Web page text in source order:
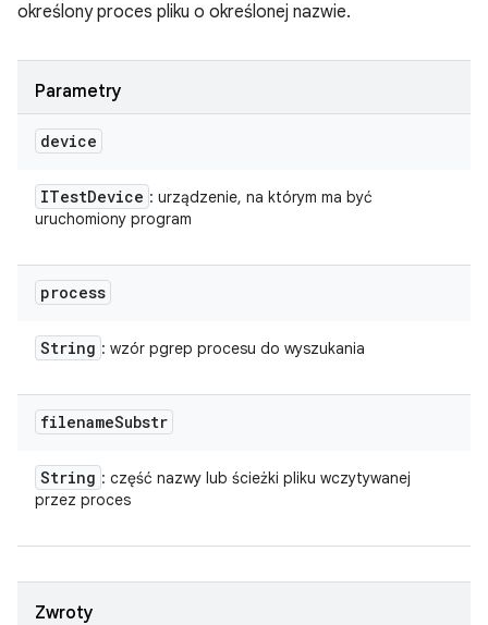
określony proces pliku o określonej nazwie.
Parametry
device
ITestDevice : urządzenie, na którym ma być
uruchomiony program
process
String : wzór pgrep procesu do wyszukania
filenameSubstr
String : część nazwy lub ścieżki pliku wczytywanej
przez proces
Zwroty